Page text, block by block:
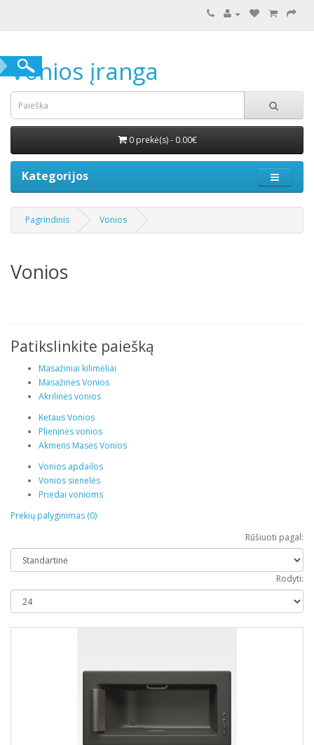
Vonios įranga
0 prekė(s) - 0.00€
Kategorijos
Pagrindinis Vonios
Vonios
Patikslinkite paiešką
Masažiniai kilimėliai
Masažinės Vonios
Akrilinės vonios
Ketaus Vonios
Plieninės vonios
Akmens Masės Vonios
Vonios apdailos
Vonios sienelės
Priedai vonioms
Prekių palyginimas (0)
Rūšiuoti pagal:
Rodyti: